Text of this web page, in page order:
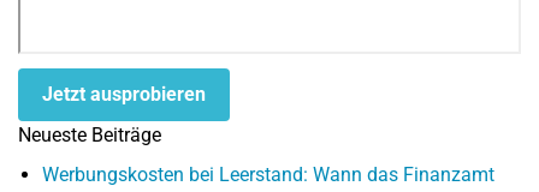
Jetzt ausprobieren
Neueste Beiträge
Werbungskosten bei Leerstand: Wann das Finanzamt